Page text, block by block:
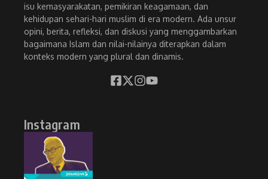
isu kemasyarakatan, pemikiran keagamaan, dan
kehidupan sehari-hari muslim di era modern. Ada unsur
opini, berita, refleksi, dan diskusi yang menggambarkan
bagaimana Islam dan nilai-nilainya diterapkan dalam
konteks modern yang plural dan dinamis.
Instagram